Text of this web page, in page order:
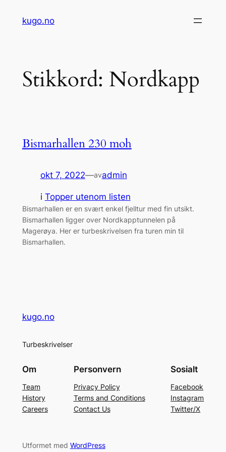
kugo.no
Stikkord: Nordkapp
Bismarhallen 230 moh
okt 7, 2022—avadmin
i Topper utenom listen
Bismarhallen er en svært enkel fjelltur med fin utsikt.
Bismarhallen ligger over Nordkapptunnelen på
Magerøya. Her er turbeskrivelsen fra turen min til
Bismarhallen.
kugo.no
Turbeskrivelser
Om
Team
History
Careers
Personvern
Privacy Policy
Terms and Conditions
Contact Us
Sosialt
Facebook
Instagram
Twitter/X
Utformet med WordPress